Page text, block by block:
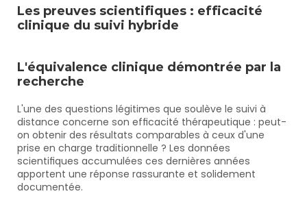
Les preuves scientifiques : efficacité
clinique du suivi hybride
L'équivalence clinique démontrée par la
recherche
L'une des questions légitimes que soulève le suivi à
distance concerne son efficacité thérapeutique : peut-
on obtenir des résultats comparables à ceux d'une
prise en charge traditionnelle ? Les données
scientifiques accumulées ces dernières années
apportent une réponse rassurante et solidement
documentée.